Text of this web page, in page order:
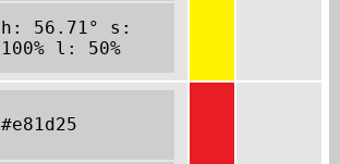
h: 56.71° s:
100% l: 50%
#e81d25